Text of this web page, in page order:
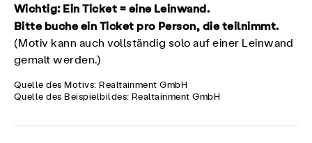
Wichtig: Ein Ticket = eine Leinwand.
Bitte buche ein Ticket pro Person, die teilnimmt.
(Motiv kann auch vollständig solo auf einer Leinwand
gemalt werden.)
Quelle des Motivs: Realtainment GmbH
Quelle des Beispielbildes: Realtainment GmbH